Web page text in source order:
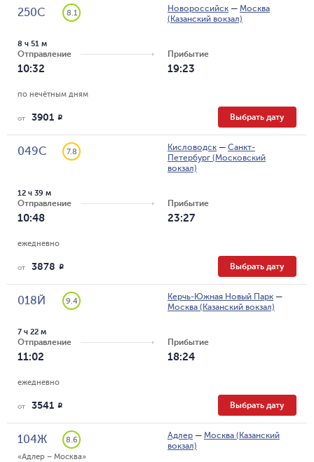
250С 8.1 Новороссийск — Москва
(Казанский вокзал)
Отправление
10:32
8 ч 51 м
Прибытие
19:23
по нечётным дням
от 3901 R Выбрать дату
049С 7.8 Кисловодск — Санкт-
Петербург (Московский
вокзал)
Отправление
10:48
12 ч 39 м
Прибытие
23:27
ежедневно
от 3878 R Выбрать дату
018Й 9.4 Керчь-Южная Новый Парк —
Москва (Казанский вокзал)
Отправление
11:02
7 ч 22 м
Прибытие
18:24
ежедневно
от 3541 R Выбрать дату
104Ж
8.6
«Адлер – Москва»
Адлер — Москва (Казанский
вокзал)